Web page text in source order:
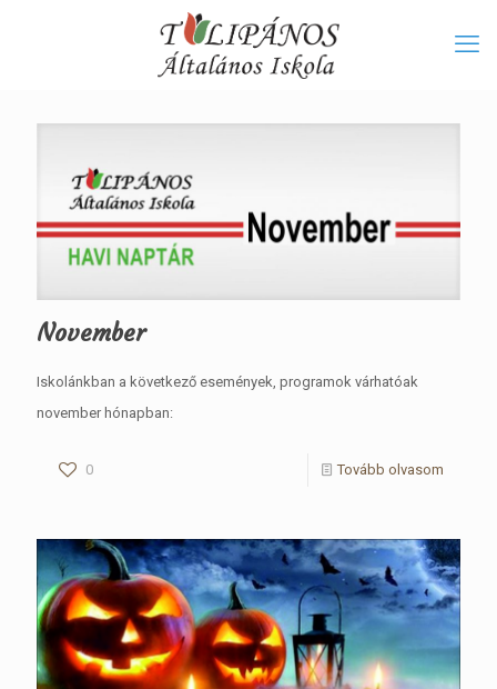
November
Iskolánkban a következő események, programok várhatóak
november hónapban:
0 Tovább olvasom